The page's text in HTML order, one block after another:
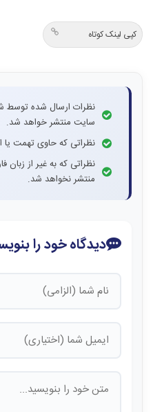
کپی لینک کوتاه
نظرات ارسال شده توسط
سایت منتشر خواهد شد.
نظراتی که حاوی تهمت یا
نظراتی که به غیر از زبان
منتشر نخواهد شد.
دیدگاه خود را